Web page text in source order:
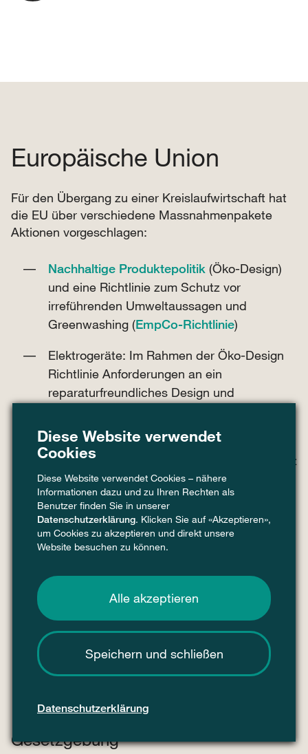
Europäische Union
Für den Übergang zu einer Kreislaufwirtschaft hat
die EU über verschiedene Massnahmenpakete
Aktionen vorgeschlagen:
Nachhaltige Produktepolitik (Öko-Design)
und eine Richtlinie zum Schutz vor
irreführenden Umweltaussagen und
Greenwashing (EmpCo-Richtlinie)
Elektrogeräte: Im Rahmen der Öko-Design
Richtlinie Anforderungen an ein
reparaturfreundliches Design und
zum
Recht auf Reparatur
Textilien: Förderung von Öko-Design, Einsatz
von Sekundärrohstoffen sowie Second-
Hand und Reparaturstrukturen im Rahmen
einerTextilstrategie
Verpackungen:Verpackungs- und
Mikroplastik: Massnahmen zur Verringerung
der unbeabsichtigten Freisetzung von
Mikroplastik in die Umwelt
REACH .
Gesetzgebung
Diese Website verwendet
Cookies
Diese Website verwendet Cookies – nähere
Informationen dazu und zu Ihren Rechten als
Benutzer finden Sie in unserer
Datenschutzerklärung. Klicken Sie auf «Akzeptieren»,
um Cookies zu akzeptieren und direkt unsere
Website besuchen zu können.
Alle akzeptieren
Speichern und schließen
Datenschutzerklärung